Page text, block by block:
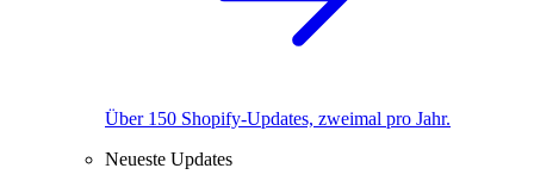
Über 150 Shopify-Updates, zweimal pro Jahr.
Neueste Updates